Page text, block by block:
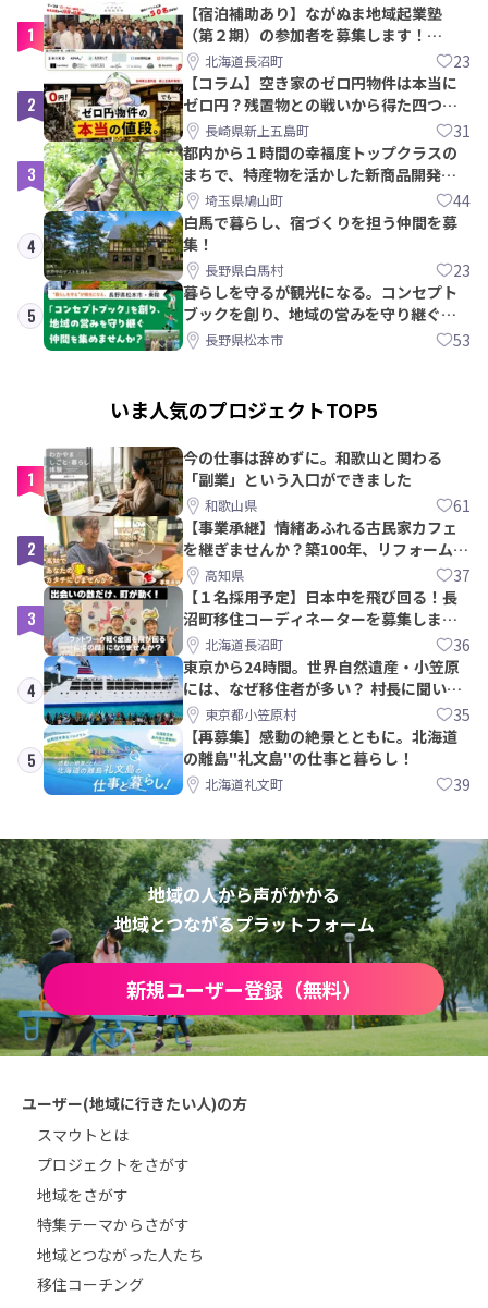
1
【宿泊補助あり】ながぬま地域起業塾
（第２期）の参加者を募集します！
【8/21〆】
北海道長沼町 23
2
【コラム】空き家のゼロ円物件は本当に
ゼロ円？残置物との戦いから得た四つの
教訓｜新上五島町
長崎県新上五島町 31
3
都内から１時間の幸福度トップクラスの
まちで、特産物を活かした新商品開発＆
PRメンバー募集！
埼玉県鳩山町 44
4
白馬で暮らし、宿づくりを担う仲間を募
集！
長野県白馬村 23
5
暮らしを守るが観光になる。コンセプト
ブックを創り、地域の営みを守り継ぐ仲
間を集めませんか？
長野県松本市 53
いま人気のプロジェクトTOP5
1
今の仕事は辞めずに。和歌山と関わる
「副業」という入口ができました
和歌山県 61
2
【事業承継】情緒あふれる古民家カフェ
を継ぎませんか？築100年、リフォームか
ら約10年！
高知県 37
3
【１名採用予定】日本中を飛び回る！長
沼町移住コーディネーターを募集しま
す！北海道長沼町 36
4
東京から24時間。世界自然遺産・小笠原
には、なぜ移住者が多い？ 村長に聞いて
みた東京都小笠原村 35
5
【再募集】感動の絶景とともに。北海道
の離島"礼文島"の仕事と暮らし！
北海道礼文町 39
地域の人から声がかかる
地域とつながるプラットフォーム
新規ユーザー登録（無料）
ユーザー(地域に行きたい人)の方
スマウトとは
プロジェクトをさがす
地域をさがす
特集テーマからさがす
地域とつながった人たち
移住コーチング